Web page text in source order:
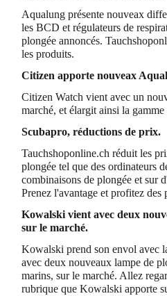
Aqualung présente nouveax
les BCD et régulateurs de
plongée annoncés.
les produits.
Citizen apporte nouveax
Citizen Watch vient avec un
marché, et élargit ainsi la
Scubapro, réductions de prix.
Tauchshoponline.ch réduit les
plongée tel que des ordinateurs
combinaisons de plongée et sur
Prenez l'avantage et profitez des
Kowalski vient avec deux
sur le marché.
Kowalski prend son envol avec
avec deux nouveaux lampe de
marins, sur le marché. Allez
rubrique que Kowalski apporte